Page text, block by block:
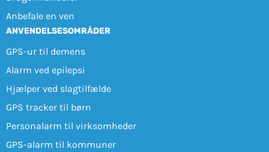
Anbefale en ven
ANVENDELSESOMRÅDER
GPS-ur til demens
Alarm ved epilepsi
Hjælper ved slagtilfælde
GPS tracker til børn
Personalarm til virksomheder
GPS-alarm til kommuner